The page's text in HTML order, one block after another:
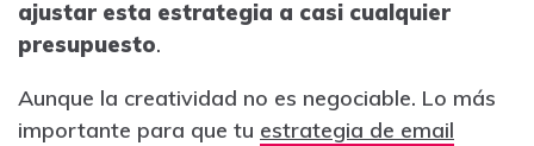
ajustar esta estrategia a casi cualquier
presupuesto.
Aunque la creatividad no es negociable. Lo más
importante para que tu estrategia de email